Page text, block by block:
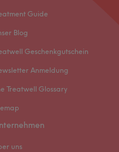
Guide
Blog
Geschenkgutschein
Anmeldung
Treatwell Glossary
uns